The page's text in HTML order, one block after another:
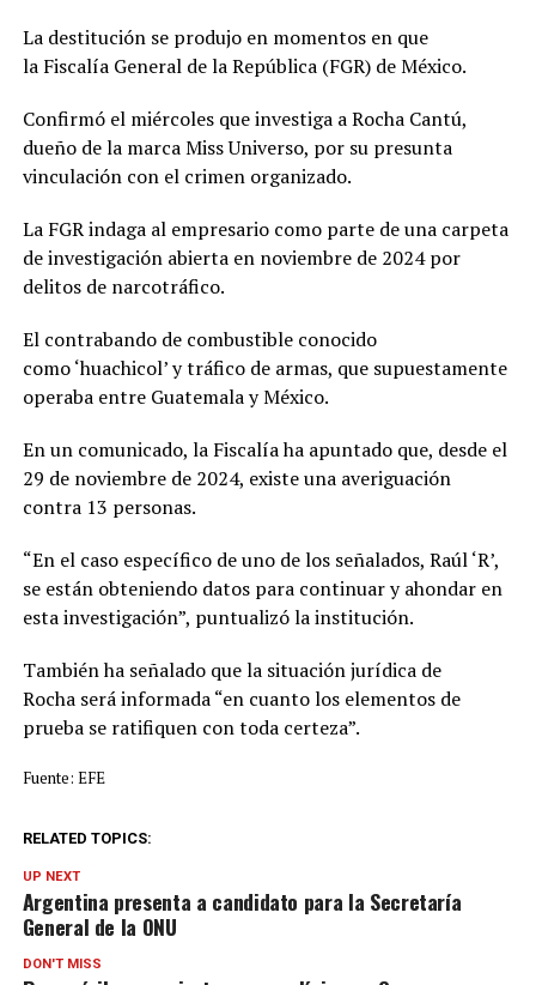
La destitución se produjo en momentos en que
la Fiscalía General de la República (FGR) de México.
Confirmó el miércoles que investiga a Rocha Cantú,
dueño de la marca Miss Universo, por su presunta
vinculación con el crimen organizado.
La FGR indaga al empresario como parte de una carpeta
de investigación abierta en noviembre de 2024 por
delitos de narcotráfico.
El contrabando de combustible conocido
como ‘huachicol’ y tráfico de armas, que supuestamente
operaba entre Guatemala y México.
En un comunicado, la Fiscalía ha apuntado que, desde el
29 de noviembre de 2024, existe una averiguación
contra 13 personas.
“En el caso específico de uno de los señalados, Raúl ‘R’,
se están obteniendo datos para continuar y ahondar en
esta investigación”, puntualizó la institución.
También ha señalado que la situación jurídica de
Rocha será informada “en cuanto los elementos de
prueba se ratifiquen con toda certeza”.
Fuente: EFE
RELATED TOPICS:
UP NEXT
Argentina presenta a candidato para la Secretaría
General de la ONU
DON'T MISS